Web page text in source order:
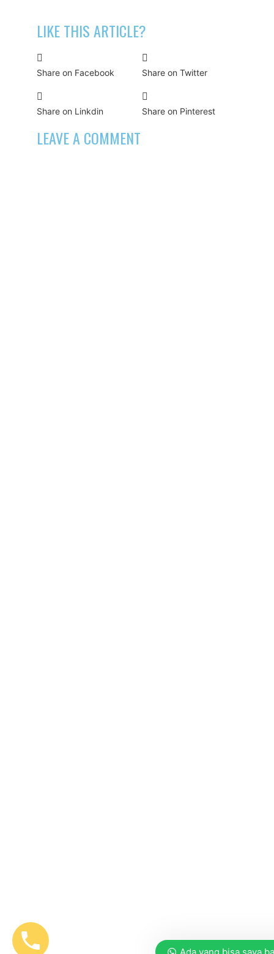
LIKE THIS ARTICLE?
Share on Facebook Share on Twitter
Share on Linkdin Share on Pinterest
LEAVE A COMMENT